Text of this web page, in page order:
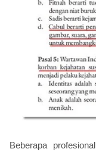
Beberapa